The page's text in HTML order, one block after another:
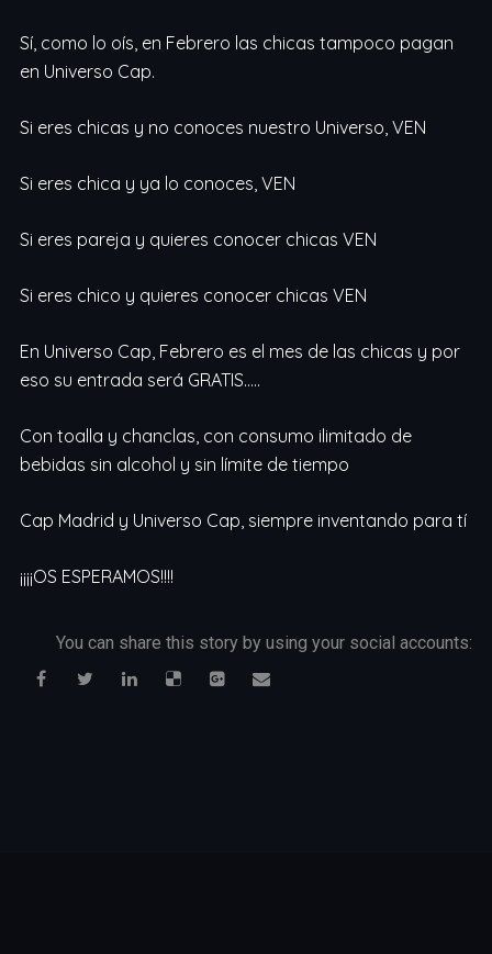
Sí, como lo oís, en Febrero las chicas tampoco pagan
en Universo Cap.
Si eres chicas y no conoces nuestro Universo, VEN
Si eres chica y ya lo conoces, VEN
Si eres pareja y quieres conocer chicas VEN
Si eres chico y quieres conocer chicas VEN
En Universo Cap, Febrero es el mes de las chicas y por
eso su entrada será GRATIS…..
Con toalla y chanclas, con consumo ilimitado de
bebidas sin alcohol y sin límite de tiempo
Cap Madrid y Universo Cap, siempre inventando para tí
¡¡¡¡OS ESPERAMOS!!!!
You can share this story by using your social accounts: